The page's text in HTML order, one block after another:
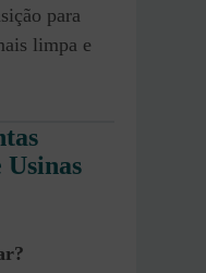
para
limpa e
Usinas